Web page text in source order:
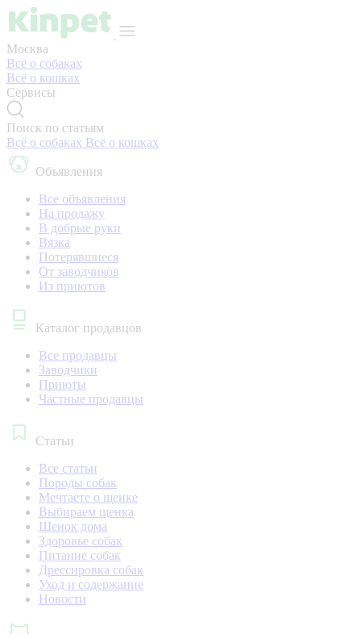
Москва
Всё о собаках
Всё о кошках
Сервисы
Поиск по статьям
Всё о собаках Всё о кошках
Объявления
Все объявления
На продажу
В добрые руки
Вязка
Потерявшиеся
От заводчиков
Из приютов
Каталог продавцов
Все продавцы
Заводчики
Приюты
Частные продавцы
Статьи
Все статьи
Породы собак
Мечтаете о щенке
Выбираем щенка
Щенок дома
Здоровье собак
Питание собак
Дрессировка собак
Уход и содержание
Новости